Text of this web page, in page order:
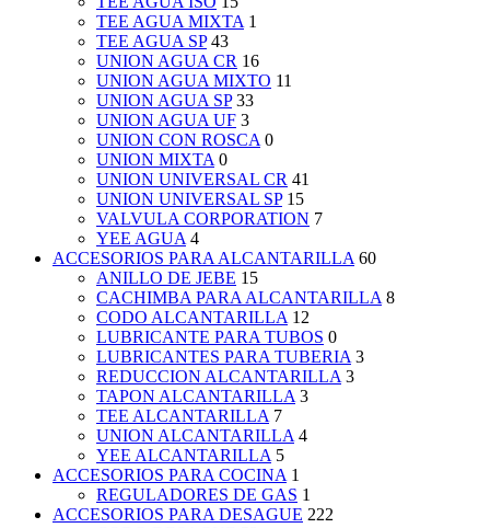
TEE AGUA MIXTA 1
TEE AGUA SP 43
UNION AGUA CR 16
UNION AGUA MIXTO 11
UNION AGUA SP 33
UNION AGUA UF 3
UNION CON ROSCA 0
UNION MIXTA 0
UNION UNIVERSAL CR 41
UNION UNIVERSAL SP 15
VALVULA CORPORATION 7
YEE AGUA 4
ACCESORIOS PARA ALCANTARILLA 60
ANILLO DE JEBE 15
CACHIMBA PARA ALCANTARILLA 8
CODO ALCANTARILLA 12
LUBRICANTE PARA TUBOS 0
LUBRICANTES PARA TUBERIA 3
REDUCCION ALCANTARILLA 3
TAPON ALCANTARILLA 3
TEE ALCANTARILLA 7
UNION ALCANTARILLA 4
YEE ALCANTARILLA 5
ACCESORIOS PARA COCINA 1
REGULADORES DE GAS 1
ACCESORIOS PARA DESAGUE 222